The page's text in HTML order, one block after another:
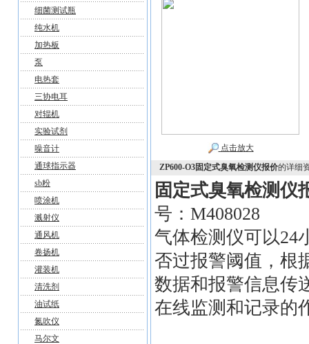
细菌测试瓶
纯水机
加热板
泵
电热套
三协电耳
对辊机
实验试剂
噪音计
通球指示器
sb粉
喷涂机
溅射仪
通风机
卷扬机
灌装机
清洗剂
油试纸
氮吹仪
马尔文
点击放大
ZP600-O3固定式臭氧检测仪报价的详细
固定式臭氧检测仪
号：M408028
气体检测仪可以24
否过报警阈值，根
数据和报警信息传
在线监测和记录的